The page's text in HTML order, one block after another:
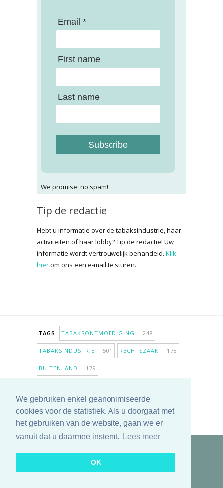
We gebruiken enkel geanonimiseerde
cookies voor de statistiek. Als u doorgaat met
het gebruiken van de website, gaan we er
vanuit dat u daarmee instemt.
Lees meer
OK
Email *
First name
Last name
Subscribe
We promise: no spam!
Tip de redactie
Hebt u informatie over de tabaksindustrie, haar
activiteiten of haar lobby? Tip de redactie! Uw
informatie wordt vertrouwelijk behandeld. Klik
hierom ons een e-mail te sturen.
TAGS TABAKSONTMOEDIGING 248
TABAKSINDUSTRIE 501 RECHTSZAAK 178
BUITENLAND 179
ANTIROOKBELEID306 ONDERZOEK
MEER TAGS TONEN
Copyright © 2025 TabakNee - Rookpreventie Jeugd